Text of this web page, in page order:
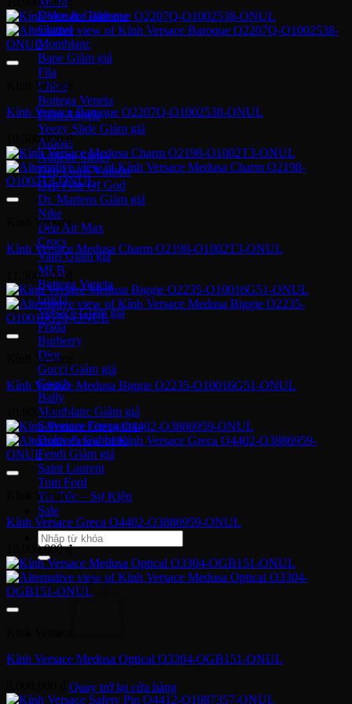
Dolce & Gabbana
Chanel
Montblanc
Bape
Fila
Chloe
Bottega Veneta
Palm Angels
Yeezy Slide
Adidas
Adilette Slides
Dép Louis Vuitton
Dép Fear Of God
Dr. Martens
Nike
Dép Air Max
Crocs
Vans
MLB
Bottega Veneta
Gucci
Versace
Prada
Burberry
Dior
Gucci
Coach
Bally
Montblanc
Salvatore Ferragamo
Dolce & Gabbana
Fendi
Saint Laurent
Tom Ford
Tin Tức – Sự Kiện
Sale
Tìm
kiếm:
Chưa có sản phẩm trong giỏ hàng.
Quay trở lại cửa hàng
Kính Versace
Kính Versace Baroque O2207Q-O1002538-ONUL
10,500,000₫
Kính Versace
Kính Versace Medusa Charm O2198-O1002T3-ONUL
11,500,000
Kính Versace
Kính Versace Medusa Biggie O2235-O10016G51-ONUL
10,900,000₫
Kính Versace
Kính Versace Greca O4402-O3886959-ONUL
10,900,000₫
Kính Versace Medusa Optical O3304-OGB151-ONUL